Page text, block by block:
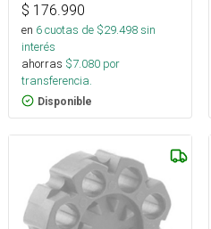
$ 176.990
en 6cuotas de $29.498sin
interés
ahorras $7.080 por
transferencia.
Disponible